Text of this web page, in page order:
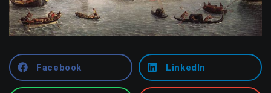
Facebook LinkedIn